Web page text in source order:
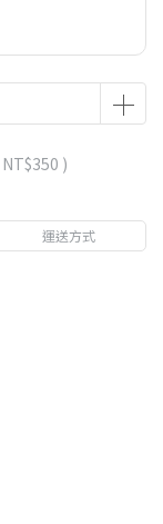
NT$350 )
運送方式